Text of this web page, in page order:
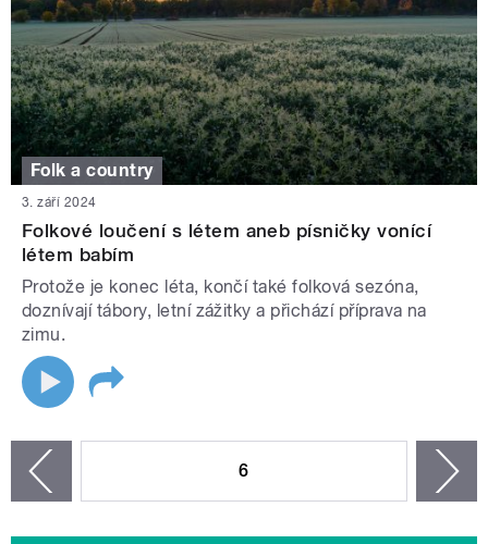
Folk a country
3. září 2024
Folkové loučení s létem aneb písničky vonící
létem babím
Protože je konec léta, končí také folková sezóna,
doznívají tábory, letní zážitky a přichází příprava na
zimu.
6